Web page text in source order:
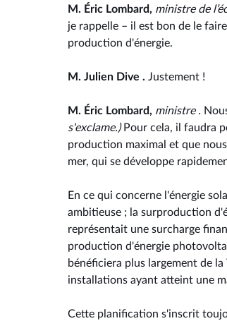
M. Éric Lombard, ministre de
je rappelle – il est bon de le
production d'énergie.
M. Julien Dive . Justement !
M. Éric Lombard, ministre .
s'exclame.)Pour cela, il faudra
production maximal et que
mer, qui se développe
En ce qui concerne l'énergie
ambitieuse ; la surproduction
représentait une surcharge
production d'énergie
bénéficiera plus largement de
installations ayant atteint une
Cette planification s'inscrit